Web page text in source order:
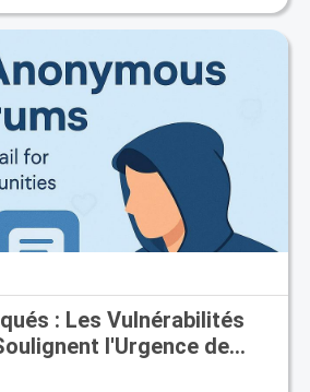
: Les Vulnérabilités
l'Urgence de